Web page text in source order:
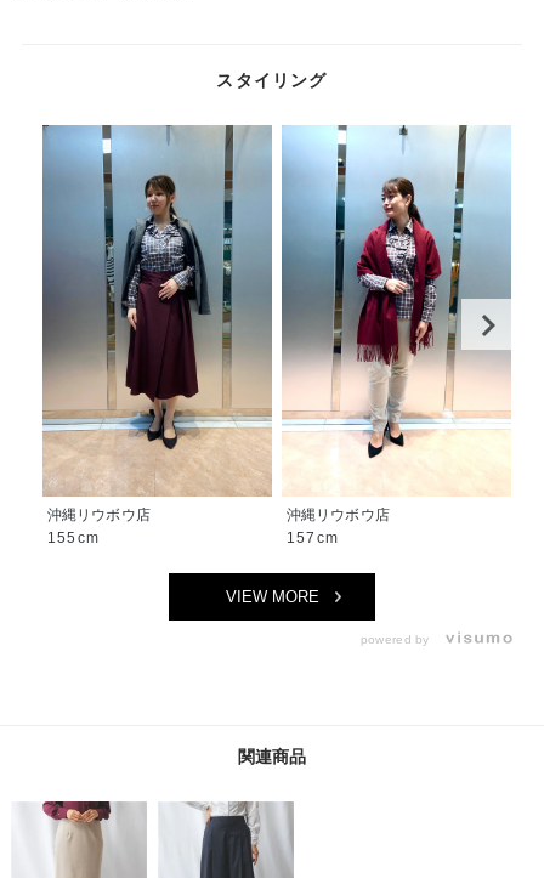
スタイリング
沖縄リウボウ店
155cm
沖縄リウボウ店
157cm
VIEW MORE
powered by
関連商品